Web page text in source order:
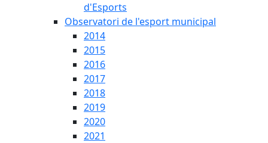
d'Esports
Observatori de l'esport municipal
2014
2015
2016
2017
2018
2019
2020
2021